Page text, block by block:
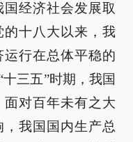
经济社会发展取
十八大以来，我
运行在总体平稳的
三五”时期，我国
对百年未有之大
我国国内生产总